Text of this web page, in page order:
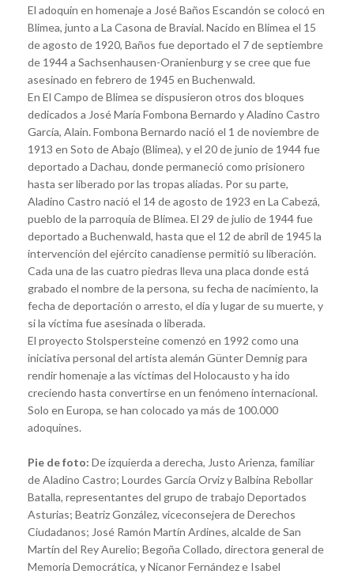
El adoquín en homenaje a José Baños Escandón se colocó en
Blimea, junto a La Casona de Bravial. Nacido en Blimea el 15
de agosto de 1920, Baños fue deportado el 7 de septiembre
de 1944 a Sachsenhausen-Oranienburg y se cree que fue
asesinado en febrero de 1945 en Buchenwald.
En El Campo de Blimea se dispusieron otros dos bloques
dedicados a José María Fombona Bernardo y Aladino Castro
García, Alain. Fombona Bernardo nació el 1 de noviembre de
1913 en Soto de Abajo (Blimea), y el 20 de junio de 1944 fue
deportado a Dachau, donde permaneció como prisionero
hasta ser liberado por las tropas aliadas. Por su parte,
Aladino Castro nació el 14 de agosto de 1923 en La Cabezá,
pueblo de la parroquia de Blimea. El 29 de julio de 1944 fue
deportado a Buchenwald, hasta que el 12 de abril de 1945 la
intervención del ejército canadiense permitió su liberación.
Cada una de las cuatro piedras lleva una placa donde está
grabado el nombre de la persona, su fecha de nacimiento, la
fecha de deportación o arresto, el día y lugar de su muerte, y
si la víctima fue asesinada o liberada.
El proyecto Stolspersteine comenzó en 1992 como una
iniciativa personal del artista alemán Günter Demnig para
rendir homenaje a las víctimas del Holocausto y ha ido
creciendo hasta convertirse en un fenómeno internacional.
Solo en Europa, se han colocado ya más de 100.000
adoquines.
Pie de foto: De izquierda a derecha, Justo Arienza, familiar
de Aladino Castro; Lourdes García Orviz y Balbina Rebollar
Batalla, representantes del grupo de trabajo Deportados
Asturias; Beatriz González, viceconsejera de Derechos
Ciudadanos; José Ramón Martín Ardines, alcalde de San
Martín del Rey Aurelio; Begoña Collado, directora general de
Memoria Democrática, y Nicanor Fernández e Isabel